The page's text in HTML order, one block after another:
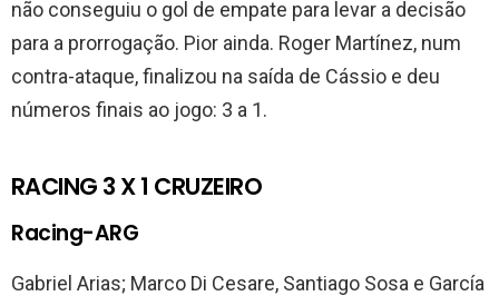
não conseguiu o gol de empate para levar a decisão
para a prorrogação. Pior ainda. Roger Martínez, num
contra-ataque, finalizou na saída de Cássio e deu
números finais ao jogo: 3 a 1.
RACING 3 X 1 CRUZEIRO
Racing-ARG
Gabriel Arias; Marco Di Cesare, Santiago Sosa e García